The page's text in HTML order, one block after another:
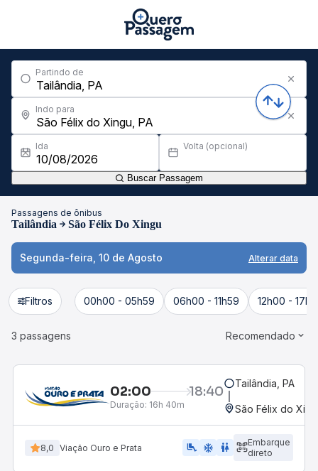
Partindo de
Indo para
Ida Volta (opcional)
Buscar Passagem
Passagens de ônibus
Tailândia São Félix Do Xingu
Segunda-feira, 10 de Agosto Alterar data
Filtros 00h00 - 05h59 06h00 - 11h59 12h00 -
3 passagens Recomendado
02:00 18:40
Duração: 16h 40m
Tailândia, PA
São Félix do
8,0 Viação Ouro e Prata airline_seat_legroom_extra ac_unit WC
Embarque
direto